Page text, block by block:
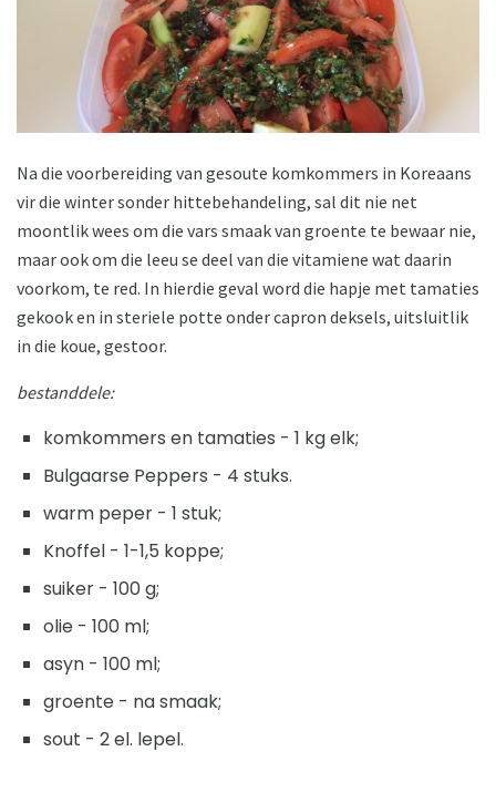
Na die voorbereiding van gesoute komkommers in Koreaans
vir die winter sonder hittebehandeling, sal dit nie net
moontlik wees om die vars smaak van groente te bewaar nie,
maar ook om die leeu se deel van die vitamiene wat daarin
voorkom, te red. In hierdie geval word die hapje met tamaties
gekook en in steriele potte onder capron deksels, uitsluitlik
in die koue, gestoor.
bestanddele:
komkommers en tamaties - 1 kg elk;
Bulgaarse Peppers - 4 stuks.
warm peper - 1 stuk;
Knoffel - 1-1,5 koppe;
suiker - 100 g;
olie - 100 ml;
asyn - 100 ml;
groente - na smaak;
sout - 2 el. lepel.